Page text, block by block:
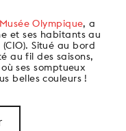
Musée Olympique, a
et ses habitants au
(CIO). Situé au bord
au fil des saisons,
ses somptueux
belles couleurs !